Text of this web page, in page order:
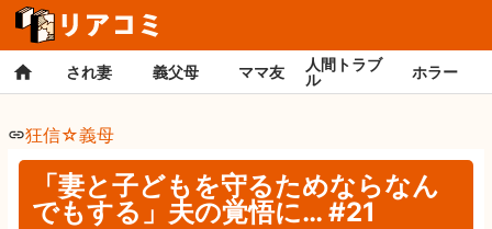
され妻 義父母 ママ友
人間トラブ
ル
ホラー
狂信☆義母
「妻と子どもを守るためならなん
でもする」夫の覚悟に… #21